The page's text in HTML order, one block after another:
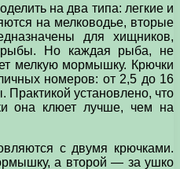
на два типа: легкие и
на мелководье, вторые
для хищников,
Но каждая рыба, не
мелкую мормышку. Крючки
номеров: от 2,5 до 16
установлено, что
она клюет лучше, чем на
с двумя крючками.
а второй — за ушко